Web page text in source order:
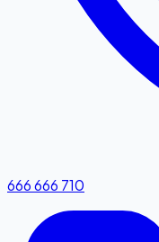
666 666 710